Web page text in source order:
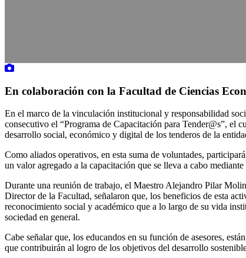
En colaboración con la Facultad de Ciencias
En el marco de la vinculación institucional y responsabilidad
consecutivo el “Programa de Capacitación para Tender@s”,
desarrollo social, económico y digital de los tenderos de la
Como aliados operativos, en esta suma de voluntades,
un valor agregado a la capacitación que se lleva a cabo
Durante una reunión de trabajo, el Maestro Alejandro Pilar
Director de la Facultad, señalaron que, los beneficios de esta
reconocimiento social y académico que a lo largo de su vida
sociedad en general.
Cabe señalar que, los educandos en su función de asesores,
que contribuirán al logro de los objetivos del desarrollo